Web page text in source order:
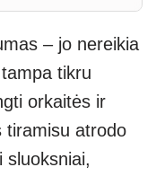
– jo nereikia
tikru
orkaitės ir
tiramisu atrodo
sluoksniai,